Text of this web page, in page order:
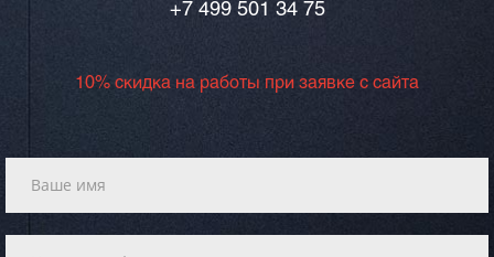
+7 499 501 34 75
10% скидка на работы при заявке с сайта